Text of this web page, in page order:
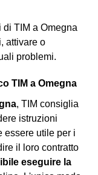
di TIM a Omegna
attivare o
problemi.
TIM a Omegna
, TIM consiglia
istruzioni
essere utile per i
il loro contratto
eseguire la